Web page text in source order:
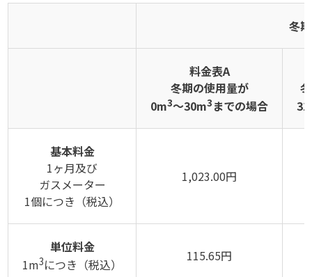
冬
料金表A
冬期の使用量が
0m3～30m3 までの場合
基本料金
1ヶ月及び
ガスメーター
1個につき（税込）
1,023.00円
単位料金
1m3につき（税込）
115.65円